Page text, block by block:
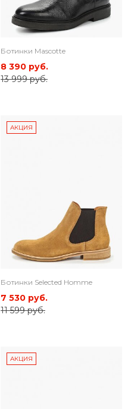
Ботинки Mascotte
8 390 руб.
13 999 руб.
АКЦИЯ
Ботинки Selected Homme
7 530 руб.
11 599 руб.
АКЦИЯ